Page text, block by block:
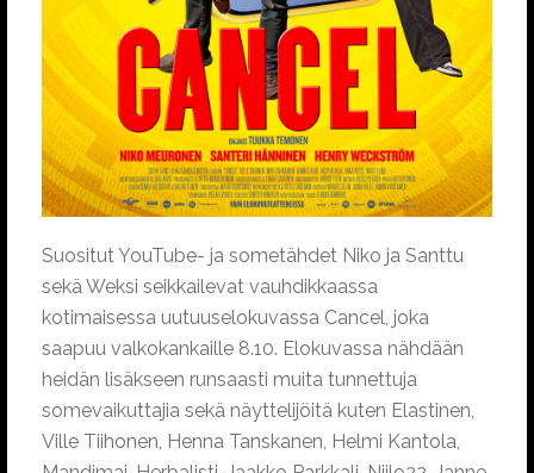
Suositut YouTube- ja sometähdet Niko ja Santtu
sekä Weksi seikkailevat vauhdikkaassa
kotimaisessa uutuuselokuvassa Cancel, joka
saapuu valkokankaille 8.10. Elokuvassa nähdään
heidän lisäkseen runsaasti muita tunnettuja
somevaikuttajia sekä näyttelijöitä kuten Elastinen,
Ville Tiihonen, Henna Tanskanen, Helmi Kantola,